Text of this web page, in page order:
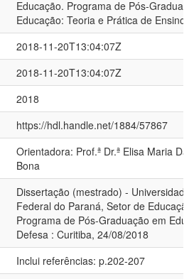
Educação. Programa de Pós-
Educação: Teoria e Prática de Ensino
2018-11-20T13:04:07Z
2018-11-20T13:04:07Z
2018
https://hdl.handle.net/1884/57867
Orientadora: Prof.ª Dr.ª Elisa Maria
Bona
Dissertação (mestrado) - Universidade
Federal do Paraná, Setor de
Programa de Pós-Graduação em
Defesa : Curitiba, 24/08/2018
Inclui referências: p.202-207